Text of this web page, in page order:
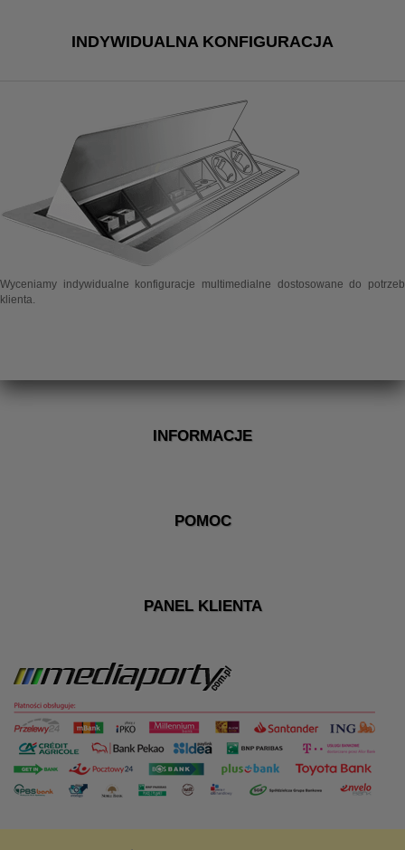
INDYWIDUALNA KONFIGURACJA
Wyceniamy indywidualne konfiguracje multimedialne dostosowane do potrzeb
klienta.
INFORMACJE
POMOC
PANEL KLIENTA